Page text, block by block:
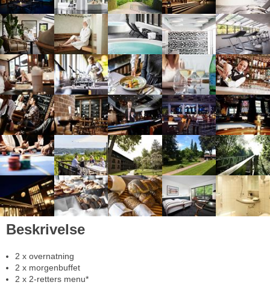
Beskrivelse
2 x overnatning
2 x morgenbuffet
2 x 2-retters menu*